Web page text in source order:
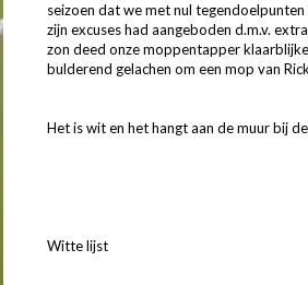
seizoen dat we met nul
zijn excuses had aangeboden d.m.v.
zon deed onze moppentapper
bulderend gelachen om een mop van
Het is wit en het hangt aan de muur bij
Witte lijst